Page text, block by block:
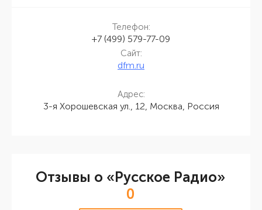
Телефон:
+7 (499) 579-77-09
Сайт:
dfm.ru
Адрес:
3-я Хорошевская ул., 12, Москва, Россия
Отзывы о «Русское Радио»
0